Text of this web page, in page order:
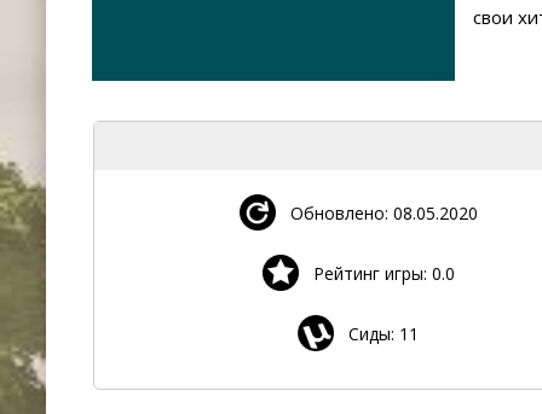
свои
Обновлено: 08.05.2020
Рейтинг игры: 0.0
Сиды: 11